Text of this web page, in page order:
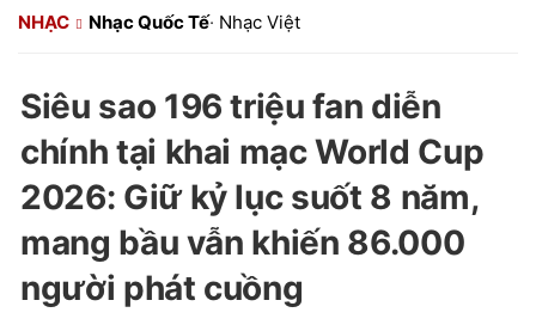
NHẠC Nhạc Quốc Tế· Nhạc Việt
Siêu sao 196 triệu fan diễn
chính tại khai mạc World Cup
2026: Giữ kỷ lục suốt 8 năm,
mang bầu vẫn khiến 86.000
người phát cuồng